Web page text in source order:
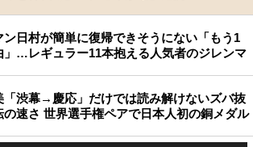
ン日村が簡単に復帰できそうにない「もう1
」…レギュラー11本抱える人気者のジレンマ
「渋幕→慶応」だけでは読み解けないズバ抜
の速さ 世界選手権ペアで日本人初の銅メダル